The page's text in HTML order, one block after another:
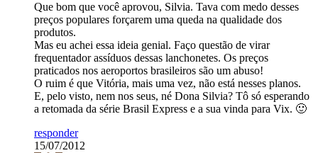
Que bom que você aprovou, Silvia. Tava com medo desses
preços populares forçarem uma queda na qualidade dos
produtos.
Mas eu achei essa ideia genial. Faço questão de virar
frequentador assíduos dessas lanchonetes. Os preços
praticados nos aeroportos brasileiros são um abuso!
O ruim é que Vitória, mais uma vez, não está nesses planos.
E, pelo visto, nem nos seus, né Dona Silvia? Tô só esperando
a retomada da série Brasil Express e a sua vinda para Vix. 🙂
responder
15/07/2012